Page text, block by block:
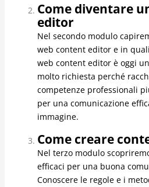
Come diventare
editor
Nel secondo modulo
web content editor e in
web content editor è oggi
molto richiesta perché
competenze professionali
per una comunicazione
immagine.
Come creare
Nel terzo modulo
efficaci per una buona
Conoscere le regole e i